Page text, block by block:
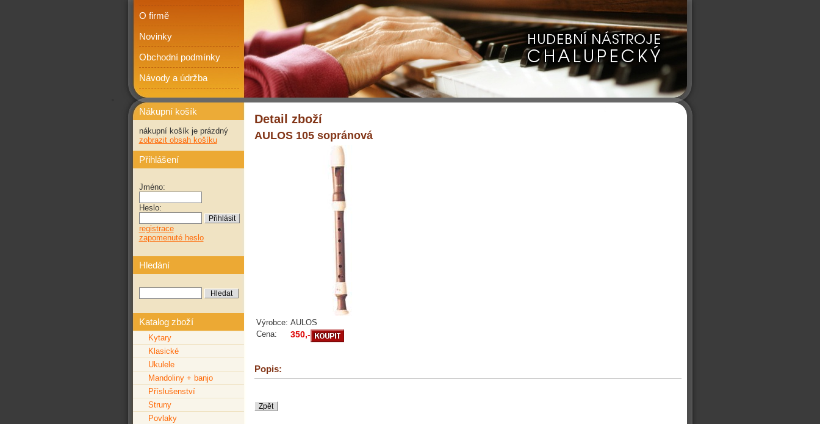
O firmě
Novinky
Obchodní podmínky
Návody a údržba
Nákupní košík
nákupní košík je prázdný
zobrazit obsah košíku
Přihlášení
Jméno:
Heslo:
registrace
zapomenuté heslo
Hledání
Katalog zboží
Kytary
Klasické
Ukulele
Mandoliny + banjo
Příslušenství
Struny
Povlaky
Detail zboží
AULOS 105 sopránová
Výrobce: AULOS
Cena:
350,-
Popis: